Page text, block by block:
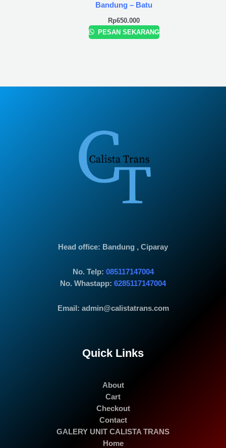
Bandung – Batu
Rp650.000
PESAN SEKARANG
Head office: Bandung , Ciparay
No. Telp: 085117147004
No. Whastapp: 6285117147004
Email: admin@calistatrans.com
Quick Links
About
Cart
Checkout
Contact
GALERY UNIT CALISTA TRANS
Home